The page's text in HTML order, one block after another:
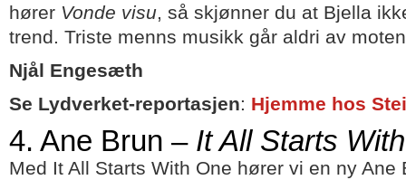
hører Vonde visu, så skjønner du at Bjella
trend. Triste menns musikk går aldri av
Njål Engesæth
Se Lydverket-reportasjen: Hjemme hos
4. Ane Brun – It All Starts
Med It All Starts With One hører vi en ny Ane